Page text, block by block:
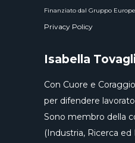
Finanziato dal Gruppo
Privacy Policy
Isabella
Con Cuore e
per difendere
Sono membro della
(Industria, Ricerca ed